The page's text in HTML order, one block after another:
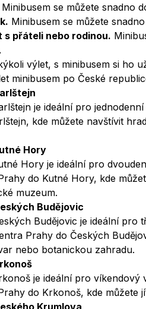
Minibusem se můžete snadno
Minibusem se můžete
přáteli nebo rodinou.
výlet, s minibusem si ho
minibusem po České
je ideální pro
kde můžete navštívit
Hory
Hory je ideální pro
do Kutné Hory, kde
muzeum.
Budějovic
Budějovic je ideální pro
Prahy do Českých
nebo botanickou zahradu.
je ideální pro víkendový
do Krkonoš, kde
Krumlova